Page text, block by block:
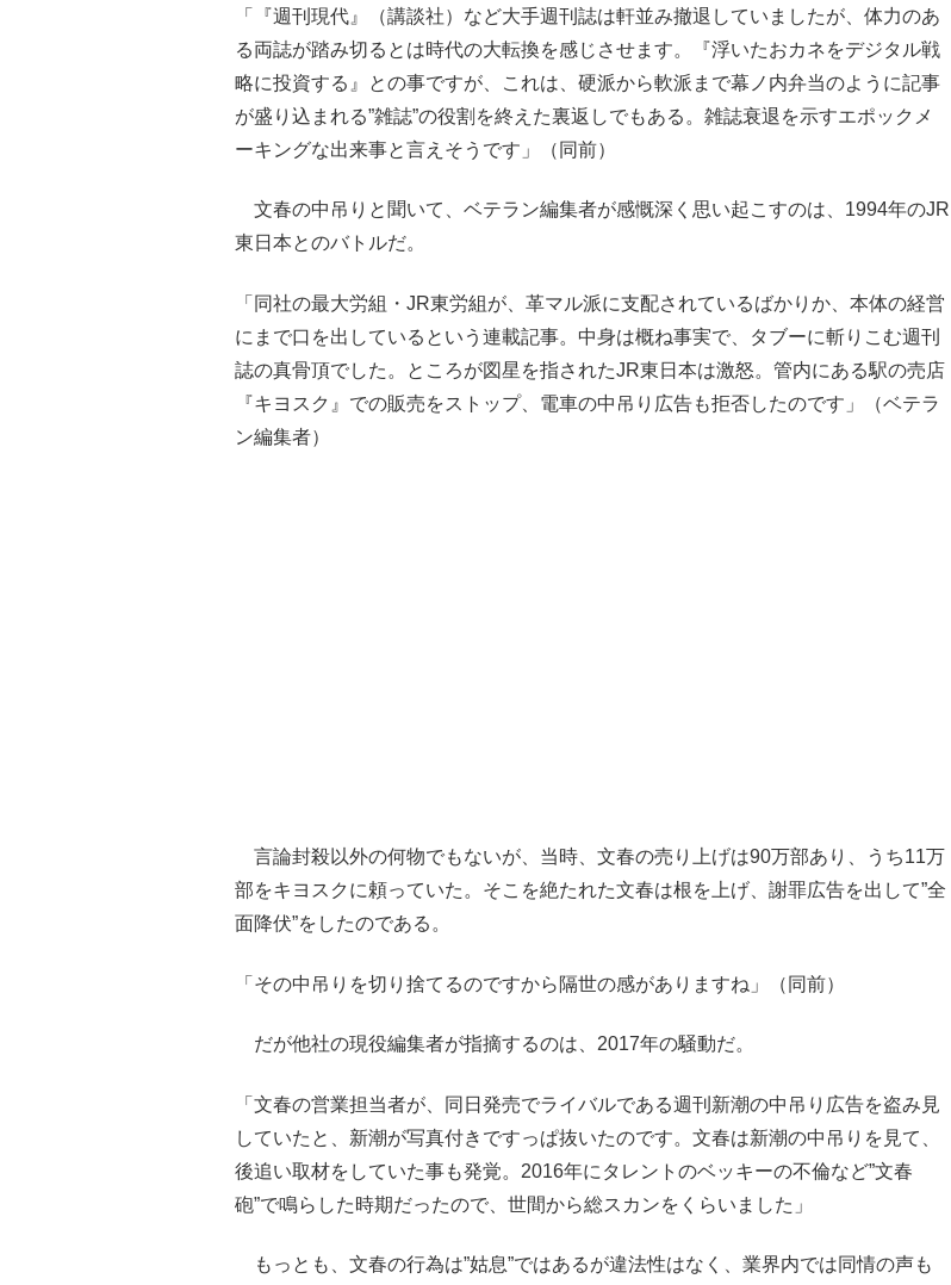
「『週刊現代』（講談社）など大手週刊誌は軒並み撤退していましたが、体力のあ
る両誌が踏み切るとは時代の大転換を感じさせます。『浮いたおカネをデジタル戦
略に投資する』との事ですが、これは、硬派から軟派まで幕ノ内弁当のように記事
が盛り込まれる”雑誌”の役割を終えた裏返しでもある。雑誌衰退を示すエポックメ
ーキングな出来事と言えそうです」（同前）
文春の中吊りと聞いて、ベテラン編集者が感慨深く思い起こすのは、1994年のJR
東日本とのバトルだ。
「同社の最大労組・JR東労組が、革マル派に支配されているばかりか、本体の経営
にまで口を出しているという連載記事。中身は概ね事実で、タブーに斬りこむ週刊
誌の真骨頂でした。ところが図星を指されたJR東日本は激怒。管内にある駅の売店
『キヨスク』での販売をストップ、電車の中吊り広告も拒否したのです」（ベテラ
ン編集者）
言論封殺以外の何物でもないが、当時、文春の売り上げは90万部あり、うち11万
部をキヨスクに頼っていた。そこを絶たれた文春は根を上げ、謝罪広告を出して”全
面降伏”をしたのである。
「その中吊りを切り捨てるのですから隔世の感がありますね」（同前）
だが他社の現役編集者が指摘するのは、2017年の騒動だ。
「文春の営業担当者が、同日発売でライバルである週刊新潮の中吊り広告を盗み見
していたと、新潮が写真付きですっぱ抜いたのです。文春は新潮の中吊りを見て、
後追い取材をしていた事も発覚。2016年にタレントのベッキーの不倫など”文春
砲”で鳴らした時期だったので、世間から総スカンをくらいました」
もっとも、文春の行為は”姑息”ではあるが違法性はなく、業界内では同情の声も